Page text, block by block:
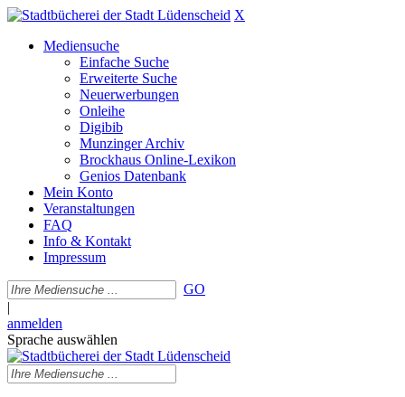
X
Mediensuche
Einfache Suche
Erweiterte Suche
Neuerwerbungen
Onleihe
Digibib
Munzinger Archiv
Brockhaus Online-Lexikon
Genios Datenbank
Mein Konto
Veranstaltungen
FAQ
Info & Kontakt
Impressum
GO
|
anmelden
Sprache auswählen